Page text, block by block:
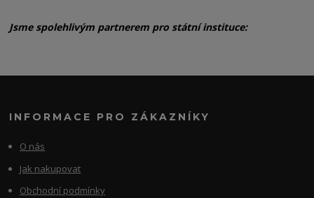
Jsme spolehlivým partnerem pro státní instituce:
INFORMACE PRO ZÁKAZNÍKY
O nás
Jak nakupovat
Obchodní podmínky